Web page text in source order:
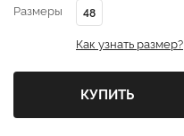
Размеры 48
Как узнать размер?
КУПИТЬ